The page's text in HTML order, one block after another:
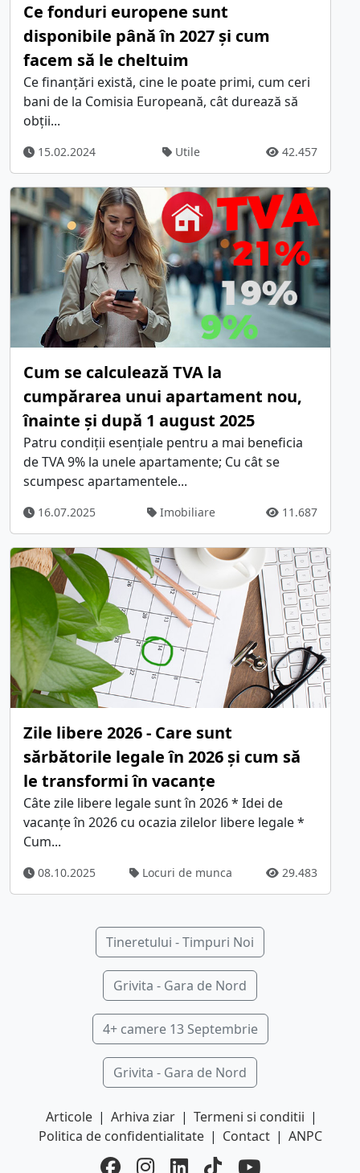
Ce fonduri europene sunt
disponibile până în 2027 și cum
facem să le cheltuim
Ce finanțări există, cine le poate primi, cum ceri
bani de la Comisia Europeană, cât durează să
obții...
15.02.2024 Utile 42.457
Cum se calculează TVA la
cumpărarea unui apartament nou,
înainte și după 1 august 2025
Patru condiții esențiale pentru a mai beneficia
de TVA 9% la unele apartamente; Cu cât se
scumpesc apartamentele...
16.07.2025 Imobiliare 11.687
Zile libere 2026 - Care sunt
sărbătorile legale în 2026 și cum să
le transformi în vacanțe
Câte zile libere legale sunt în 2026 * Idei de
vacanțe în 2026 cu ocazia zilelor libere legale *
Cum...
08.10.2025 Locuri de munca 29.483
Tineretului - Timpuri Noi
Grivita - Gara de Nord
4+ camere 13 Septembrie
Grivita - Gara de Nord
Articole | Arhiva ziar | Termeni si conditii |
Politica de confidentialitate | Contact | ANPC